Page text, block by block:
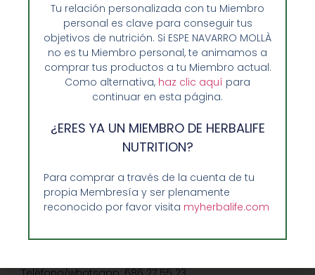
Opiniones de Clientes
Ventajas de Comprar en Enformaherbal.com
GUIA RAPIDA Y AYUDA
Tu relación personalizada con tu Miembro
personal es clave para conseguir tus
objetivos de nutrición. Si ESPE NAVARRO MOLLÀ
no es tu Miembro personal, te animamos a
comprar tus productos a tu Miembro actual.
Como alternativa, haz clic aquí para
continuar en esta página.
¿ERES YA UN MIEMBRO DE HERBALIFE
NUTRITION?
Para comprar a través de la cuenta de tu
propia Membresía y ser plenamente
reconocido por favor visita myherbalife.com